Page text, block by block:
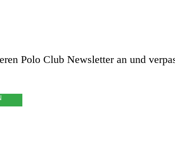
Polo Club Newsletter an und